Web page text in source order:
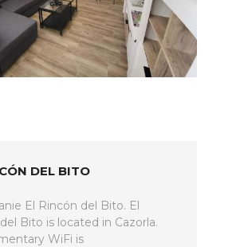
DEL BITO
El Rincón del Bito. El
Bito is located in Cazorla.
WiFi is